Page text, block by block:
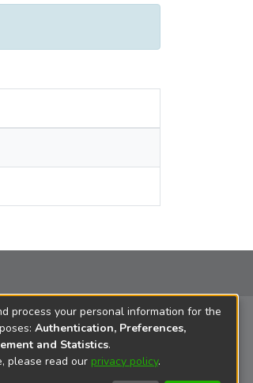
process your personal information for the
Authentication, Preferences,
and Statistics.
please read our privacy policy.